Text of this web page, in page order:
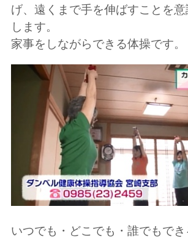
げ、遠くまで手を伸ばすことを
します。
家事をしながらできる体操です。
いつでも・どこでも・誰でもで